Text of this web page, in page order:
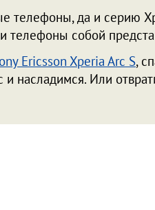
телефоны, да и серию
телефоны собой
Ericsson Xperia Arc S,
и насладимся. Или